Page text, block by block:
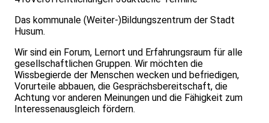
Das kommunale (Weiter-)Bildungszentrum der Stadt
Husum.
Wir sind ein Forum, Lernort und Erfahrungsraum für alle
gesellschaftlichen Gruppen. Wir möchten die
Wissbegierde der Menschen wecken und befriedigen,
Vorurteile abbauen, die Gesprächsbereitschaft, die
Achtung vor anderen Meinungen und die Fähigkeit zum
Interessenausgleich fördern.